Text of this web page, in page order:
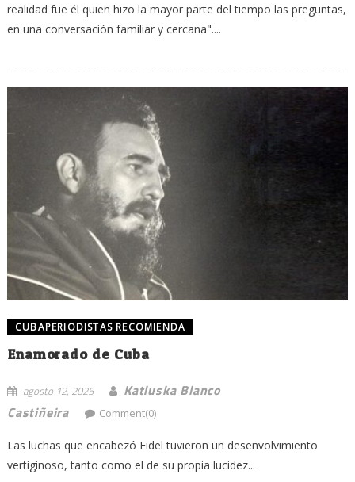
realidad fue él quien hizo la mayor parte del tiempo las preguntas,
en una conversación familiar y cercana"....
CUBAPERIODISTAS RECOMIENDA
Enamorado de Cuba
agosto 12, 2025
Katiuska Blanco
Castiñeira
Comment(0)
Las luchas que encabezó Fidel tuvieron un desenvolvimiento
vertiginoso, tanto como el de su propia lucidez...